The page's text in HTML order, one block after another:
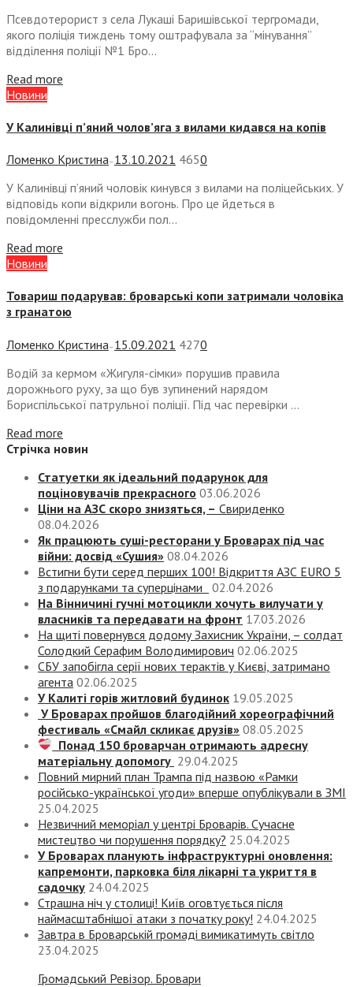
Псевдотерорист з села Лукаші Баришівської тергромади,
якого поліція тиждень тому оштрафувала за “мінування”
відділення поліції №1 Бро...
Read more
Новини
У Калинівці п’яний чолов’яга з вилами кидався на копів
Ломенко Кристина— 13.10.2021 4650
У Калинівці п’яний чоловік кинувся з вилами на поліцейських. У
відповідь копи відкрили вогонь. Про це йдеться в
повідомленні пресслужби пол...
Read more
Новини
Товариш подарував: броварські копи затримали чоловіка
з гранатою
Ломенко Кристина — 15.09.2021 4270
Водій за кермом «Жигуля-сімки» порушив правила
дорожнього руху, за що був зупинений нарядом
Бориспільської патрульної поліції. Під час перевірки ...
Read more
Стрічка новин
Статуетки як ідеальний подарунок для
поціновувачів прекрасного 03.06.2026
Ціни на АЗС скоро знизяться, – Свириденко
08.04.2026
Як працюють суші-ресторани у Броварах під час
війни: досвід «Сушия» 08.04.2026
Встигни бути серед перших 100! Відкриття АЗС EURO 5
з подарунками та суперцінами
02.04.2026
На Вінничині гучні мотоцикли хочуть вилучати у
власників та передавати на фронт 17.03.2026
На щиті повернувся додому Захисник України, – солдат
Солодкий Серафим Володимирович 02.06.2025
СБУ запобігла серії нових терактів у Києві, затримано
агента 02.06.2025
У Калиті горів житловий будинок 19.05.2025
У Броварах пройшов благодійний хореографічний
фестиваль «Смайл скликає друзів» 08.05.2025
Понад 150 броварчан отримають адресну
матеріальну допомогу 29.04.2025
Повний мирний план Трампа під назвою «‎Рамки
російсько-української угоди» вперше опублікували в ЗМІ
25.04.2025
Незвичний меморіал у центрі Броварів. Сучасне
мистецтво чи порушення порядку? 25.04.2025
У Броварах планують інфраструктурні оновлення:
капремонти, парковка біля лікарні та укриття в
садочку 24.04.2025
Страшна ніч у столиці! Київ оговтується після
наймасштабнішої атаки з початку року! 24.04.2025
Завтра в Броварській громаді вимикатимуть світло
23.04.2025
Громадський Ревізор. Бровари